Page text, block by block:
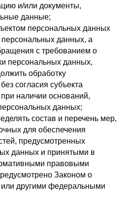
и/или документы,
данные;
персональных данных
персональных данных, а
с требованием о
персональных данных,
обработку
согласия субъекта
наличии оснований,
данных;
состав и перечень мер,
для обеспечения
предусмотренных
данных и принятыми в
правовыми
Законом о
другими федеральными